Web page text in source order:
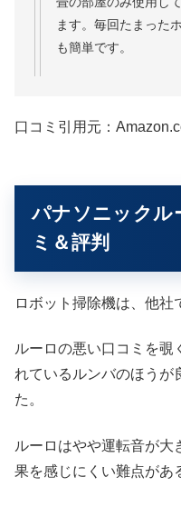
ます。毎回たまった
も簡単です。
口コミ引用元：
パナソニックル
ミ＆評判
ロボット掃除機は、他社
ルーロの悪い口コミを覗
れているルンバのほうが
た。
ルーロはやや運転音が大
果を感じにくい難点があ